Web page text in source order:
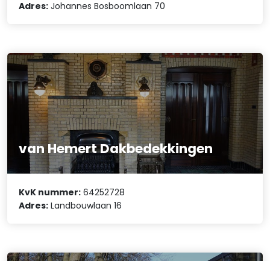
Adres: Johannes Bosboomlaan 70
van Hemert Dakbedekkingen
KvK nummer: 64252728
Adres: Landbouwlaan 16